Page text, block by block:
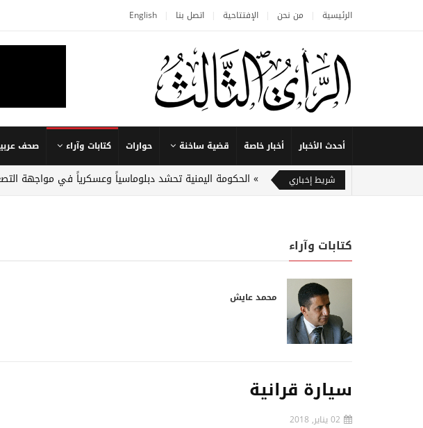
الرئيسية من نحن الإفتتاحية اتصل بنا English
أحدث الأخبار أخبار خاصة قضية ساخنة حوارات كتابات وآراء صحف
شريط إخباري الحكومة اليمنية تحشد دبلوماسياً وعسكرياً في مواجهة
كتابات وآراء
محمد عايش
سيارة قرانية
02 يناير, 2018